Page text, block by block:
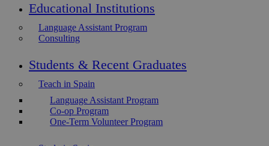
Educational Institutions
Language Assistant Program
Consulting
Students & Recent Graduates
Teach in Spain
Language Assistant Program
Co-op Program
One-Term Volunteer Program